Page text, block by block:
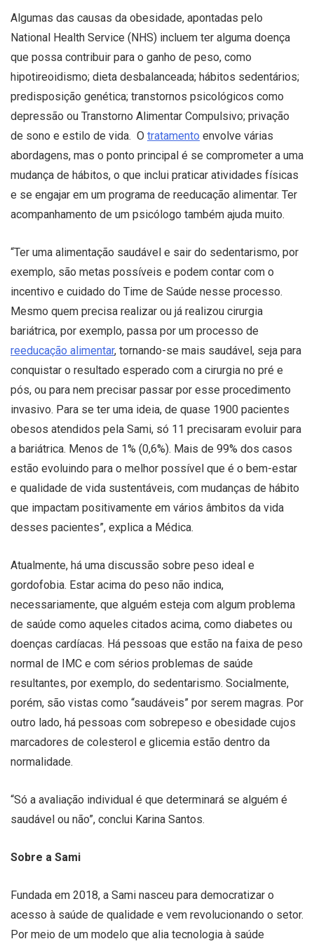
Algumas das causas da obesidade, apontadas pelo
National Health Service (NHS) incluem ter alguma doença
que possa contribuir para o ganho de peso, como
hipotireoidismo; dieta desbalanceada; hábitos sedentários;
predisposição genética; transtornos psicológicos como
depressão ou Transtorno Alimentar Compulsivo; privação
de sono e estilo de vida. O tratamento envolve várias
abordagens, mas o ponto principal é se comprometer a uma
mudança de hábitos, o que inclui praticar atividades físicas
e se engajar em um programa de reeducação alimentar. Ter
acompanhamento de um psicólogo também ajuda muito.
“Ter uma alimentação saudável e sair do sedentarismo, por
exemplo, são metas possíveis e podem contar com o
incentivo e cuidado do Time de Saúde nesse processo.
Mesmo quem precisa realizar ou já realizou cirurgia
bariátrica, por exemplo, passa por um processo de
reeducação alimentar, tornando-se mais saudável, seja para
conquistar o resultado esperado com a cirurgia no pré e
pós, ou para nem precisar passar por esse procedimento
invasivo. Para se ter uma ideia, de quase 1900 pacientes
obesos atendidos pela Sami, só 11 precisaram evoluir para
a bariátrica. Menos de 1% (0,6%). Mais de 99% dos casos
estão evoluindo para o melhor possível que é o bem-estar
e qualidade de vida sustentáveis, com mudanças de hábito
que impactam positivamente em vários âmbitos da vida
desses pacientes”, explica a Médica.
Atualmente, há uma discussão sobre peso ideal e
gordofobia. Estar acima do peso não indica,
necessariamente, que alguém esteja com algum problema
de saúde como aqueles citados acima, como diabetes ou
doenças cardíacas. Há pessoas que estão na faixa de peso
normal de IMC e com sérios problemas de saúde
resultantes, por exemplo, do sedentarismo. Socialmente,
porém, são vistas como “saudáveis” por serem magras. Por
outro lado, há pessoas com sobrepeso e obesidade cujos
marcadores de colesterol e glicemia estão dentro da
normalidade.
“Só a avaliação individual é que determinará se alguém é
saudável ou não”, conclui Karina Santos.
Sobre a Sami
Fundada em 2018, a Sami nasceu para democratizar o
acesso à saúde de qualidade e vem revolucionando o setor.
Por meio de um modelo que alia tecnologia à saúde